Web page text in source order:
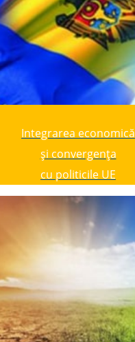
Integrarea economică
și convergența
cu politicile UE